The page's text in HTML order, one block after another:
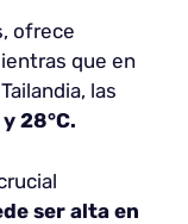
ofrece
que en
las
28°C.
ser alta en